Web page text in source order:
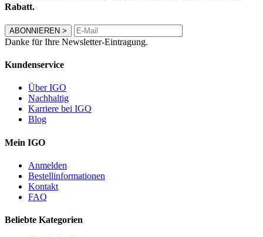
Rabatt.
ABONNIEREN >
Danke für Ihre Newsletter-Eintragung.
Kundenservice
Über IGO
Nachhaltig
Karriere bei IGO
Blog
Mein IGO
Anmelden
Bestellinformationen
Kontakt
FAQ
Beliebte Kategorien